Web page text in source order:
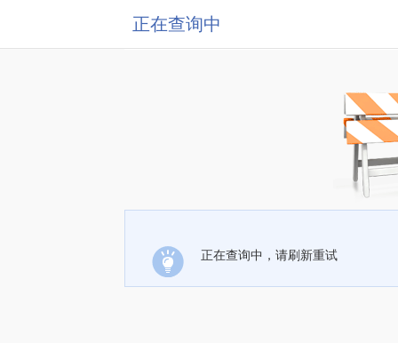
正在查询中
正在查询中，请刷新重试